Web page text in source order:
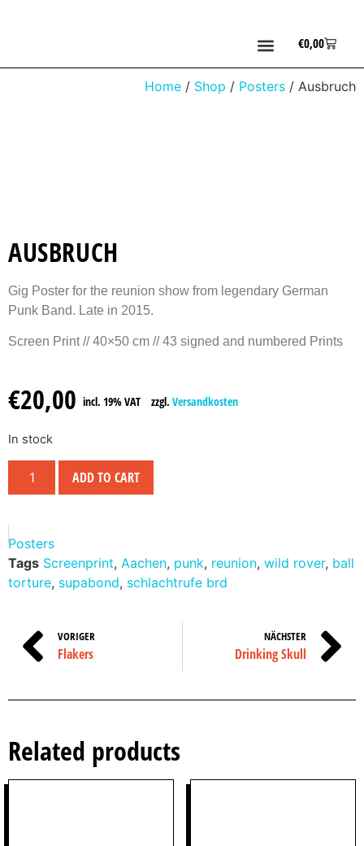
€0,00
Home / Shop / Posters / Ausbruch
AUSBRUCH
Gig Poster for the reunion show from legendary German
Punk Band. Late in 2015.
Screen Print // 40×50 cm // 43 signed and numbered Prints
€20,00 incl. 19% VAT zzgl. Versandkosten
In stock
ADD TO CART
Posters
Tags Screenprint, Aachen, punk, reunion, wild rover, ball
torture, supabond, schlachtrufe brd
VORIGER
Flakers
NÄCHSTER
Drinking Skull
Related products